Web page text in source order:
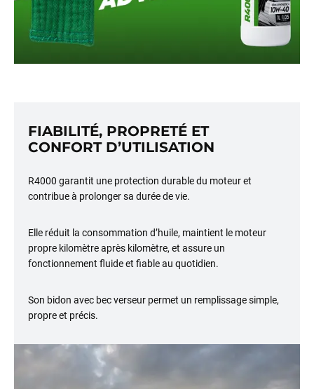
FIABILITÉ, PROPRETÉ ET
CONFORT D’UTILISATION
R4000 garantit une protection durable du moteur et
contribue à prolonger sa durée de vie.
Elle réduit la consommation d’huile, maintient le moteur
propre kilomètre après kilomètre, et assure un
fonctionnement fluide et fiable au quotidien.
Son bidon avec bec verseur permet un remplissage simple,
propre et précis.